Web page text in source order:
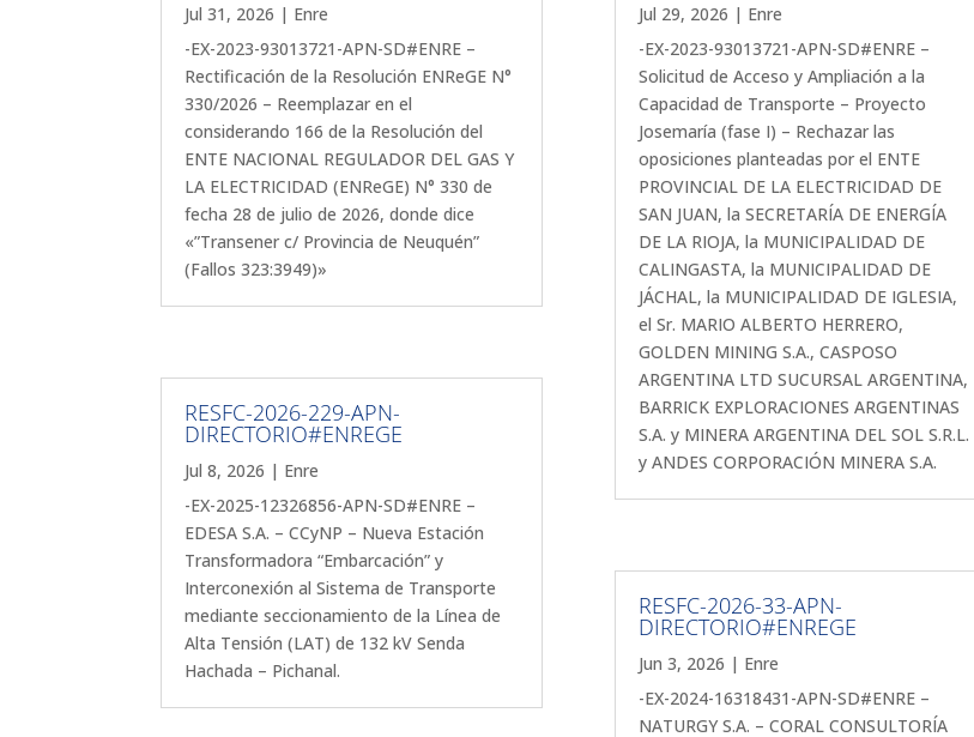
Jul 31, 2026 | Enre
-EX-2023-93013721-APN-SD#ENRE –
Rectificación de la Resolución ENReGE N°
330/2026 – Reemplazar en el
considerando 166 de la Resolución del
ENTE NACIONAL REGULADOR DEL GAS Y
LA ELECTRICIDAD (ENReGE) N° 330 de
fecha 28 de julio de 2026, donde dice
«”Transener c/ Provincia de Neuquén”
(Fallos 323:3949)»
RESFC-2026-229-APN-
DIRECTORIO#ENREGE
Jul 8, 2026 | Enre
-EX-2025-12326856-APN-SD#ENRE –
EDESA S.A. – CCyNP – Nueva Estación
Transformadora “Embarcación” y
Interconexión al Sistema de Transporte
mediante seccionamiento de la Línea de
Alta Tensión (LAT) de 132 kV Senda
Hachada – Pichanal.
Jul 29, 2026 | Enre
-EX-2023-93013721-APN-SD#ENRE –
Solicitud de Acceso y Ampliación a la
Capacidad de Transporte – Proyecto
Josemaría (fase I) – Rechazar las
oposiciones planteadas por el ENTE
PROVINCIAL DE LA ELECTRICIDAD DE
SAN JUAN, la SECRETARÍA DE ENERGÍA
DE LA RIOJA, la MUNICIPALIDAD DE
CALINGASTA, la MUNICIPALIDAD DE
JÁCHAL, la MUNICIPALIDAD DE IGLESIA,
el Sr. MARIO ALBERTO HERRERO,
GOLDEN MINING S.A., CASPOSO
ARGENTINA LTD SUCURSAL ARGENTINA,
BARRICK EXPLORACIONES ARGENTINAS
S.A. y MINERA ARGENTINA DEL SOL S.R.L.
y ANDES CORPORACIÓN MINERA S.A.
RESFC-2026-33-APN-
DIRECTORIO#ENREGE
Jun 3, 2026 | Enre
-EX-2024-16318431-APN-SD#ENRE –
NATURGY S.A. – CORAL CONSULTORÍA